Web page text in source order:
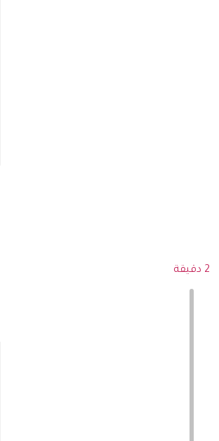
2 دقيقة